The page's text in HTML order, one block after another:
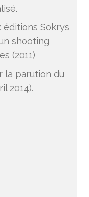
éditions Sokrys
shooting
(2011)
la parution du
2014).